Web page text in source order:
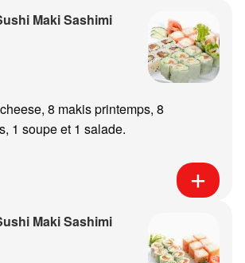
Maki Sashimi
8 makis printemps, 8
1 soupe et 1 salade.
Maki Sashimi